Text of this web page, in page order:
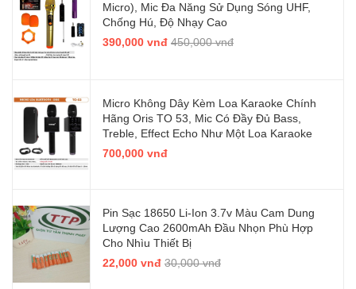
Micro), Mic Đa Năng Sử Dụng Sóng UHF,
Chống Hú, Độ Nhạy Cao
390,000 vnđ 450,000 vnđ
Micro Không Dây Kèm Loa Karaoke Chính
Hãng Oris TO 53, Mic Có Đầy Đủ Bass,
Treble, Effect Echo Như Một Loa Karaoke
700,000 vnđ
Pin Sạc 18650 Li-Ion 3.7v Màu Cam Dung
Lượng Cao 2600mAh Đầu Nhọn Phù Hợp
Cho Nhìu Thiết Bị
22,000 vnđ 30,000 vnđ